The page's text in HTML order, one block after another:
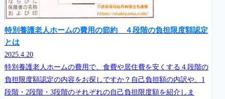
特別養護老人ホームの費用の節約 ４段階の負担限度額認定
とは
2025.4.20
特別養護老人ホームの費用で、食費や居住費を安くする４段階の
負担限度額認定の内容をお探しですか？自己負担額の内訳や、1
段階・2段階・3段階のそれぞれの自己負担限度額を紹介しま